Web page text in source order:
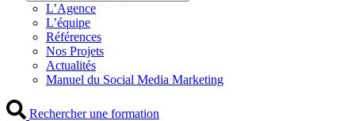
L’Agence
L’équipe
Références
Nos Projets
Actualités
Manuel du Social Media Marketing
Rechercher une formation